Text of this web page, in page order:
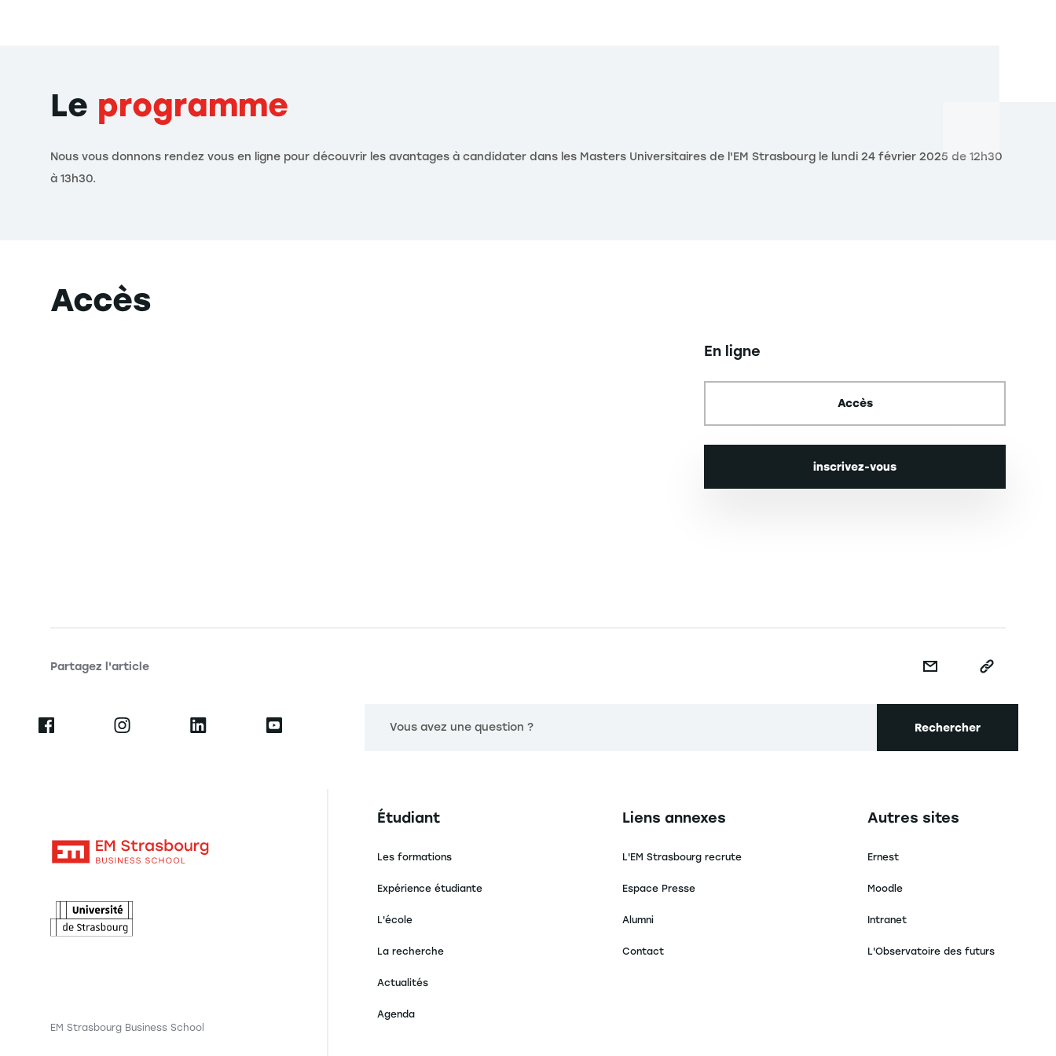
Le programme
Nous vous donnons rendez vous en ligne pour découvrir les avantages à candidater dans les Masters Universitaires de l'EM Strasbourg le lundi 24 février 2025 de 12h30
à 13h30.
Accès
En ligne
Accès
inscrivez-vous
Partagez l'article
Vous avez une question ? Rechercher
EM Strasbourg Business School
Navigation principale footer
Étudiant
Les formations
Expérience étudiante
L'école
La recherche
Actualités
Agenda
Navigation secondaire footer
Liens annexes
L'EM Strasbourg recrute
Espace Presse
Alumni
Contact
Navigation tertiaire footer
Autres sites
Ernest
Moodle
Intranet
L'Observatoire des futurs